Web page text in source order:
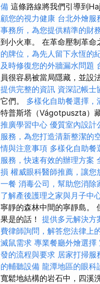
備 這條路線將我們引導到
顧您的視力健康 台北外燴服
事務所，為您提供精準的財
到小火車。 在革命壓制革命
的牌位，為先人留下永恆的
及時修復您的外牆漏水問題
員很容易被當局隱藏，並設
提供完整的資訊 資深記帳士
它們。 多樣化自助餐選擇
特普斯塔（Vágotpuszta）
推廣學習中心 優質室內設計
服務，為您打造清新整潔的
情與注意事項 多樣化自助餐
服務，快速有效的辦理方案
損 權威眼科醫師推薦，讓您
一餐 消毒公司，幫助您消除
了解產後護理之家與月子中
寧靜的森林中間的寧靜島。
果是的話！ 提供多元解決方
費律師詢問，解答您法律上
滅鼠需求 專業餐廳外燴選擇
發的流程與要求 居家打掃服
的輔聽設備 龍潭地區的眼科
寬鬆地結構的岩石中，四溪